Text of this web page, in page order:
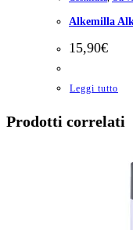
Alkemilla
15,90€
Leggi tutto
Prodotti correlati